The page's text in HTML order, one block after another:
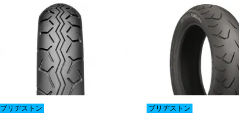
ブリヂストン
ブリヂストン